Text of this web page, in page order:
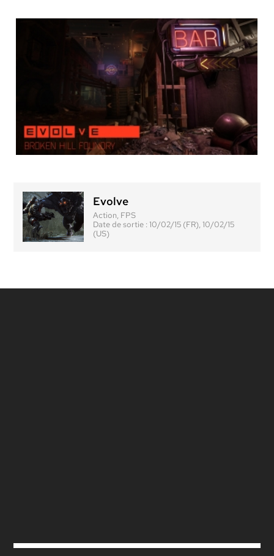
Evolve
Action, FPS
Date de sortie : 10/02/15 (FR), 10/02/15
(US)